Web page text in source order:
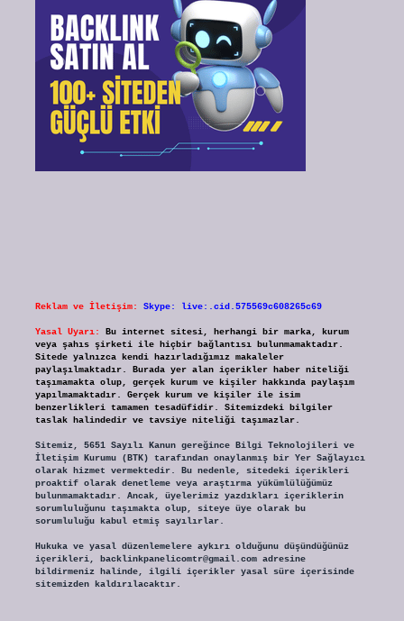
Reklam ve İletişim: Skype: live:.cid.575569c608265c69
Yasal Uyarı:
Bu internet sitesi, herhangi bir marka, kurum
veya şahıs şirketi ile hiçbir bağlantısı bulunmamaktadır.
Sitede yalnızca kendi hazırladığımız makaleler
paylaşılmaktadır. Burada yer alan içerikler haber niteliği
taşımamakta olup, gerçek kurum ve kişiler hakkında paylaşım
yapılmamaktadır. Gerçek kurum ve kişiler ile isim
benzerlikleri tamamen tesadüfidir. Sitemizdeki bilgiler
taslak halindedir ve tavsiye niteliği taşımazlar.
Sitemiz, 5651 Sayılı Kanun gereğince Bilgi Teknolojileri ve
İletişim Kurumu (BTK) tarafından onaylanmış bir Yer Sağlayıcı
olarak hizmet vermektedir. Bu nedenle, sitedeki içerikleri
proaktif olarak denetleme veya araştırma yükümlülüğümüz
bulunmamaktadır. Ancak, üyelerimiz yazdıkları içeriklerin
sorumluluğunu taşımakta olup, siteye üye olarak bu
sorumluluğu kabul etmiş sayılırlar.
Hukuka ve yasal düzenlemelere aykırı olduğunu düşündüğünüz
içerikleri, backlinkpanelicomtr@gmail.comadresine
bildirmeniz halinde, ilgili içerikler yasal süre içerisinde
sitemizden kaldırılacaktır.